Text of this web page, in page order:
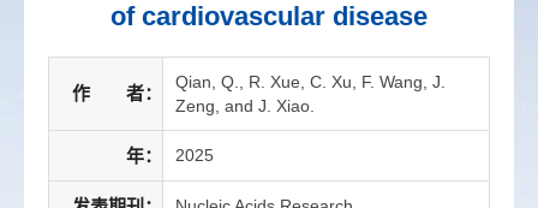
of cardiovascular disease
作 者：
Qian, Q., R. Xue, C. Xu, F. Wang, J.
Zeng, and J. Xiao.
年： 2025